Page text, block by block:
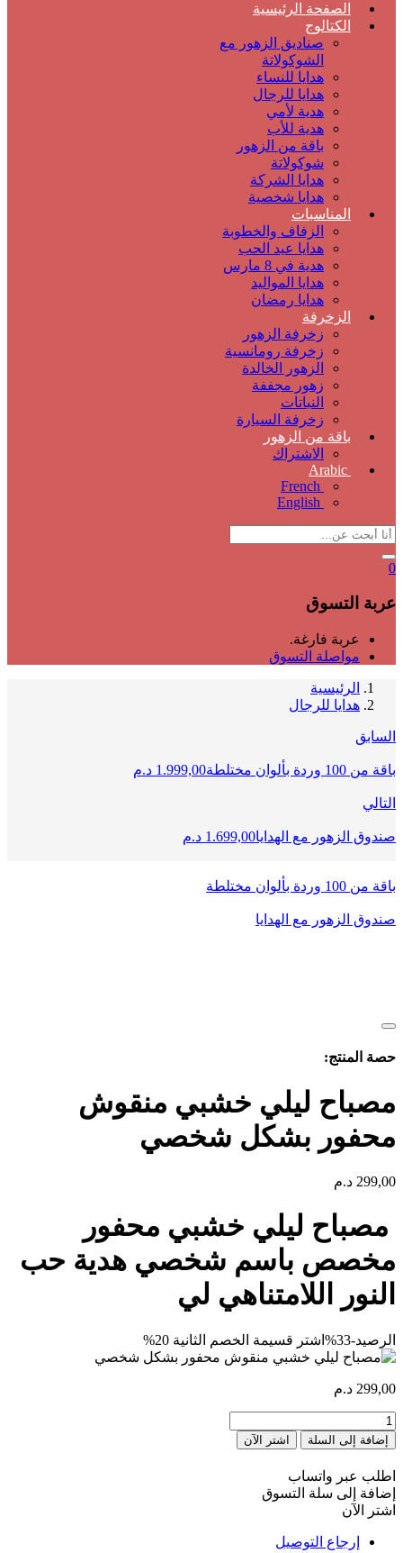
الصفحة الرئيسية
الكتالوج
صناديق الزهور مع
الشوكولاتة
هدايا للنساء
هدايا للرجال
هدية لأمي
هدية للأب
باقة من الزهور
شوكولاتة
هدايا الشركة
هدايا شخصية
المناسبات
الزفاف والخطوبة
هدايا عيد الحب
هدية في 8 مارس
هدايا المواليد
هدايا رمضان
الزخرفة
زخرفة الزهور
زخرفة رومانسية
الزهور الخالدة
زهور مجففة
النباتات
زخرفة السيارة
باقة من الزهور
الاشتراك
Arabic
French
English
0
عربة التسوق
عربة فارغة.
مواصلة التسوق
الرئيسية
هدايا للرجال
السابق
باقة من 100 وردة بألوان مختلطة 1.999,00 د.م
التالي
صندوق الزهور مع الهدايا1.699,00 د.م
باقة من 100 وردة بألوان مختلطة
صندوق الزهور مع الهدايا
حصة المنتج:
مصباح ليلي خشبي منقوش
محفور بشكل شخصي
299,00 د.م
مصباح ليلي خشبي محفور
مخصص باسم شخصي هدية حب
النور اللامتناهي لي
الرصيد-33% اشتر قسيمة الخصم الثانية 20%
299,00 د.م
كمية
Veilleuse
en
bois
gravée
personnalisée
إضافة إلى السلة اشتر الآن
اطلب عبر واتساب
إضافة إلى سلة التسوق
اشتر الآن
إرجاع التوصيل